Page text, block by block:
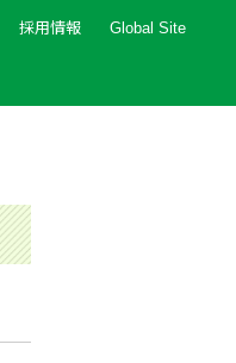
採用情報 Global Site
ピ